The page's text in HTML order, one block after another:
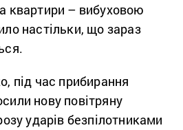
квартири – вибуховою
настільки, що зараз
під час прибирання
нову повітряну
ударів безпілотниками